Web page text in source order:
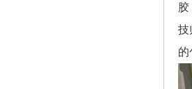
技
的